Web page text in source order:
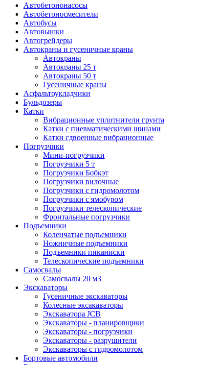
Автобетононасосы
Авто­бетоно­смесители
Автобусы
Автовышки
Автогрейдеры
Автокраны и гусеничные краны
Автокраны
Автокраны 25 т
Автокраны 50 т
Гусеничные краны
Асфальтоукладчики
Бульдозеры
Катки
Вибрационные уплотнители грунта
Катки с пневматическими шинами
Катки сдвоенные вибрационные
Погрузчики
Мини-погрузчики
Погрузчики 5 т
Погрузчики Бобкэт
Погрузчики вилочные
Погрузчики с гидромолотом
Погрузчики с ямобуром
Погрузчики телескопические
Фронтальные погрузчики
Подъемники
Коленчатые подъемники
Ножничные подъемники
Подъемники пиканиски
Телескопические подъемники
Самосвалы
Самосвалы 20 м3
Экскаваторы
Гусеничные экскаваторы
Колесные эксакаваторы
Экскаватора JCB
Экскаваторы - планировщики
Экскаваторы - погрузчики
Экскаваторы - разрушители
Экскаваторы с гидромолотом
Бортовые автомобили